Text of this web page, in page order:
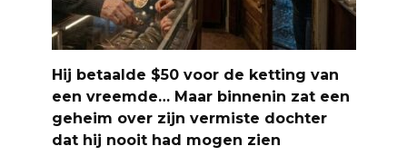
Hij betaalde $50 voor de ketting van
een vreemde… Maar binnenin zat een
geheim over zijn vermiste dochter
dat hij nooit had mogen zien